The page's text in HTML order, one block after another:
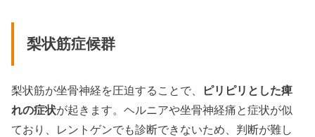
梨状筋症候群
梨状筋が坐骨神経を圧迫することで、
ピリピリとした痺
れの症状が起きます。ヘルニアや坐骨神経痛と症状が似
ており、レントゲンでも診断できないため、判断が難し